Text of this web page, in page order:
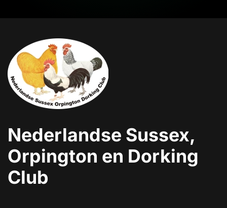
Nederlandse Sussex,
Orpington en Dorking
Club